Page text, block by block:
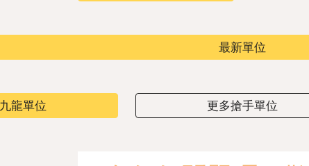
最新單位
龍單位 更多搶手單位